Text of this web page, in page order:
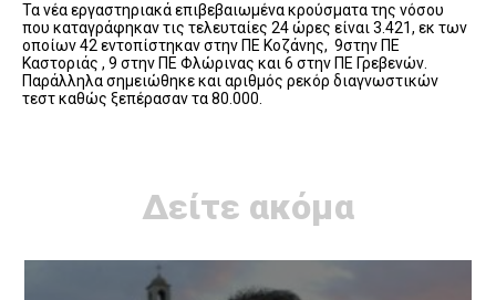
Τα νέα εργαστηριακά επιβεβαιωμένα κρούσματα της νόσου
που καταγράφηκαν τις τελευταίες 24 ώρες είναι 3.421, εκ των
οποίων 42 εντοπίστηκαν στην ΠΕ Κοζάνης, 9στην ΠΕ
Καστοριάς , 9 στην ΠΕ Φλώρινας και 6 στην ΠΕ Γρεβενών.
Παράλληλα σημειώθηκε και αριθμός ρεκόρ διαγνωστικών
τεστ καθώς ξεπέρασαν τα 80.000.
Δείτε ακόμα